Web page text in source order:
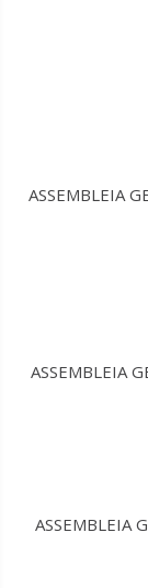
ASSEMBLEIA
ASSEMBLEIA
ASSEMBLEIA